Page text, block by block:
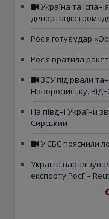
Україна та
депортацію
Росія готує удар
Росія вратила
ЗСУ підірвали
Новоросійську.
На півдні України
Сирський
У СБС пояснили
Україна
експорту Росії –